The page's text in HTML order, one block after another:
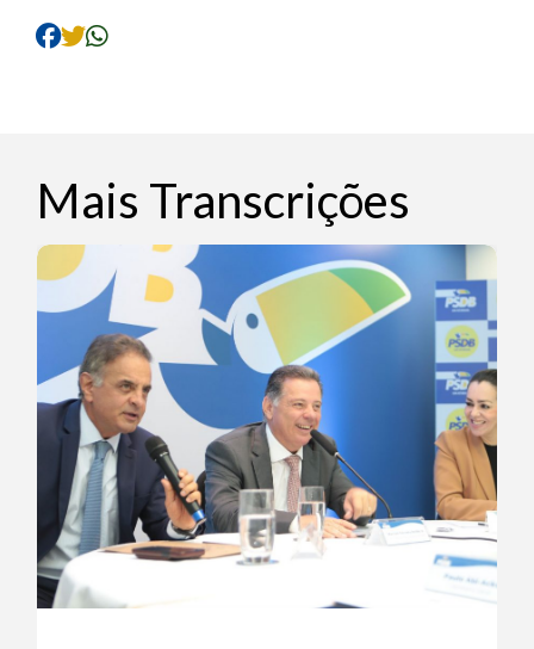
Mais Transcrições